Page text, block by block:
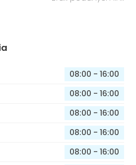
08:00 - 16:00
08:00 - 16:00
08:00 - 16:00
08:00 - 16:00
08:00 - 16:00